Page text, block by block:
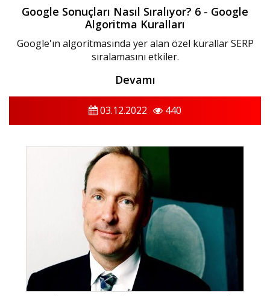
Google Sonuçları Nasıl Sıralıyor? 6 - Google
Algoritma Kuralları
Google'ın algoritmasında yer alan özel kurallar SERP
sıralamasını etkiler.
Devamı
03.12.2022 440